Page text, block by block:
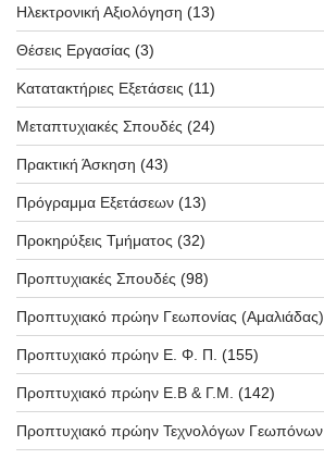
Ηλεκτρονική Αξιολόγηση (13)
Θέσεις Εργασίας (3)
Κατατακτήριες Εξετάσεις (11)
Μεταπτυχιακές Σπουδές (24)
Πρακτική Άσκηση (43)
Πρόγραμμα Εξετάσεων (13)
Προκηρύξεις Τμήματος (32)
Προπτυχιακές Σπουδές (98)
Προπτυχιακό πρώην Γεωπονίας (Αμαλιάδας)
Προπτυχιακό πρώην Ε. Φ. Π. (155)
Προπτυχιακό πρώην Ε.Β & Γ.Μ. (142)
Προπτυχιακό πρώην Τεχνολόγων Γεωπόνων